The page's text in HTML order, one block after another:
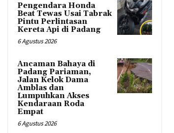
Pengendara Honda
Beat Tewas Usai Tabrak
Pintu Perlintasan
Kereta Api di Padang
6 Agustus 2026
Ancaman Bahaya di
Padang Pariaman,
Jalan Kelok Dama
Amblas dan
Lumpuhkan Akses
Kendaraan Roda
Empat
6 Agustus 2026